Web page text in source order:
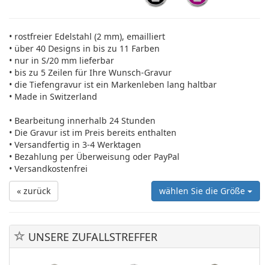
• rostfreier Edelstahl (2 mm), emailliert
• über 40 Designs in bis zu 11 Farben
• nur in S/20 mm lieferbar
• bis zu 5 Zeilen für Ihre Wunsch-Gravur
• die Tiefengravur ist ein Markenleben lang haltbar
• Made in Switzerland
• Bearbeitung innerhalb 24 Stunden
• Die Gravur ist im Preis bereits enthalten
• Versandfertig in 3-4 Werktagen
• Bezahlung per Überweisung oder PayPal
• Versandkostenfrei
« zurück
wählen Sie die Größe
UNSERE ZUFALLSTREFFER